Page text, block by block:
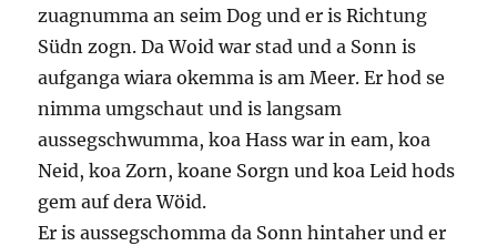
zuagnumma an seim Dog und er is Richtung
Südn zogn. Da Woid war stad und a Sonn is
aufganga wiara okemma is am Meer. Er hod se
nimma umgschaut und is langsam
aussegschwumma, koa Hass war in eam, koa
Neid, koa Zorn, koane Sorgn und koa Leid hods
gem auf dera Wöid.
Er is aussegschomma da Sonn hintaher und er